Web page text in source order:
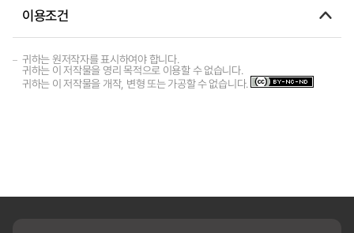
이용조건
귀하는 원저작자를 표시하여야 합니다.
귀하는 이 저작물을 영리 목적으로 이용할 수 없습니다.
귀하는 이 저작물을 개작, 변형 또는 가공할 수 없습니다.